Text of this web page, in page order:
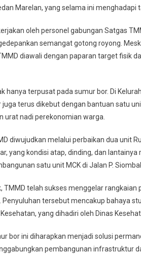
Pembuatan
Sumur
Bor
TMMD
Medan
Marelan, yang selama ini menghadapi
oleh personel gabungan Satgas
semangat gotong royong.
diawali dengan paparan target fisik
hanya terpusat pada sumur bor. Di
juga terus dikebut dengan bantuan satu
urat nadi perekonomian warga.
diwujudkan melalui perbaikan dua unit
yang kondisi atap, dinding, dan
satu unit MCK di Jalan P.
TMMD telah sukses menggelar
Penyuluhan tersebut mencakup bahaya
yang dihadiri oleh Dinas
bor ini diharapkan menjadi solusi
pembangunan infrastruktur